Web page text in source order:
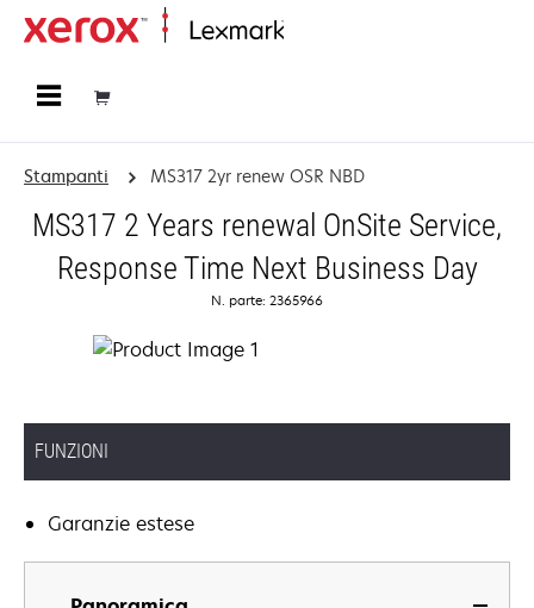
Stampanti MS317 2yr renew OSR NBD
MS317 2 Years renewal OnSite Service,
Response Time Next Business Day
N. parte: 2365966
FUNZIONI
Garanzie estese